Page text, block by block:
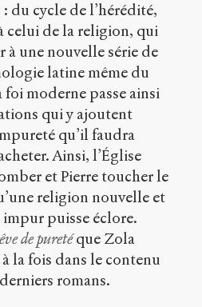
du cycle de l’hérédité,
celui de la religion, qui
à une nouvelle série de
latine même du
foi moderne passe ainsi
qui y ajoutent
qu’il faudra
Ainsi, l’Église
et Pierre toucher le
religion nouvelle et
puisse éclore.
de puretéque Zola
la fois dans le contenu
romans.